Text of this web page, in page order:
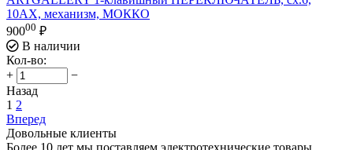
10АХ, механизм, МОККО
90000 ₽
В наличии
Кол-во:
+
−
Назад
1 2
Вперед
Довольные клиенты